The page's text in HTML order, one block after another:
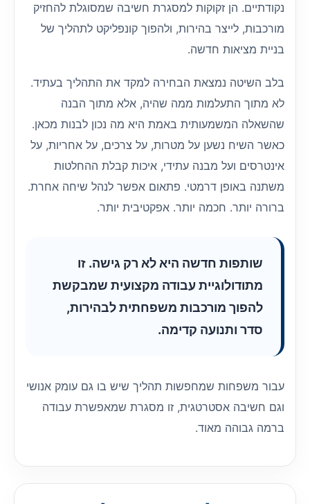
נקודתיים. הן זקוקות למסגרת חשיבה שמסוגלת להחזיק
מורכבות, לייצר בהירות, ולהפוך קונפליקט לתהליך של
בניית מציאות חדשה.
בלב השיטה נמצאת הבחירה למקד את התהליך בעתיד.
לא מתוך התעלמות ממה שהיה, אלא מתוך הבנה
שהשאלה המשמעותית באמת היא מה נכון לבנות מכאן.
כאשר השיח נשען על מטרות, על צרכים, על אחריות, על
אינטרסים ועל מבנה עתידי, איכות קבלת ההחלטות
משתנה באופן דרמטי. פתאום אפשר לנהל שיחה אחרת.
ברורה יותר. חכמה יותר. אפקטיבית יותר.
שותפות חדשה היא לא רק גישה. זו
מתודולוגיית עבודה מקצועית שמבקשת
להפוך מורכבות משפחתית לבהירות,
סדר ותנועה קדימה.
עבור משפחות שמחפשות תהליך שיש בו גם עומק אנושי
וגם חשיבה אסטרטגית, זו מסגרת שמאפשרת עבודה
ברמה גבוהה מאוד.